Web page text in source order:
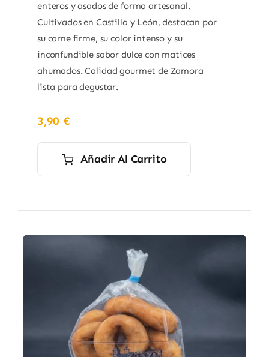
enteros y asados de forma artesanal.
Cultivados en Castilla y León, destacan por
su carne firme, su color intenso y su
inconfundible sabor dulce con matices
ahumados. Calidad gourmet de Zamora
lista para degustar.
3,90€
Añadir Al Carrito